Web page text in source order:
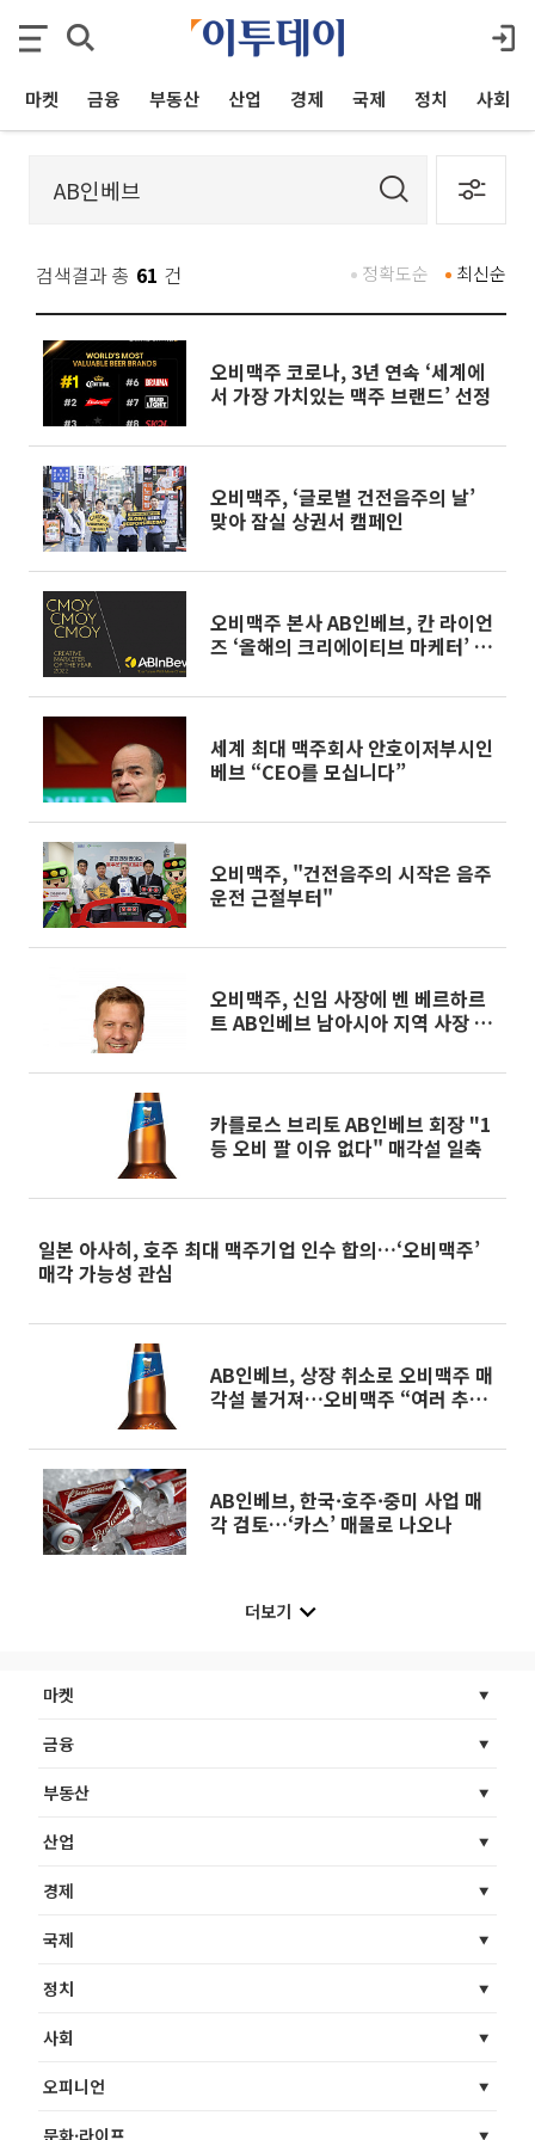
마켓 금융 부동산 산업 경제 국제 정치 사회
검색결과 총 61 건 최신순
정확도순
오비맥주 코로나, 3년 연속 ‘세계에
서 가장 가치있는 맥주 브랜드’ 선정
오비맥주, ‘글로벌 건전음주의 날’
맞아 잠실 상권서 캠페인
오비맥주 본사 AB인베브, 칸 라이언
즈 ‘올해의 크리에이티브 마케터’ 수
세계 최대 맥주회사 안호이저부시인
베브 “CEO를 모십니다”
오비맥주, "건전음주의 시작은 음주
운전 근절부터"
오비맥주, 신임 사장에 벤 베르하르
트 AB인베브 남아시아 지역 사장 선
카를로스 브리토 AB인베브 회장 "1
등 오비 팔 이유 없다" 매각설 일축
일본 아사히, 호주 최대 맥주기업 인수 합의…‘오비맥주’
매각 가능성 관심
AB인베브, 상장 취소로 오비맥주 매
각설 불거져…오비맥주 “여러 추측
AB인베브, 한국·호주·중미 사업 매
각 검토…‘카스’ 매물로 나오나
더보기
마켓
금융
부동산
산업
경제
국제
정치
사회
오피니언
문화·라이프